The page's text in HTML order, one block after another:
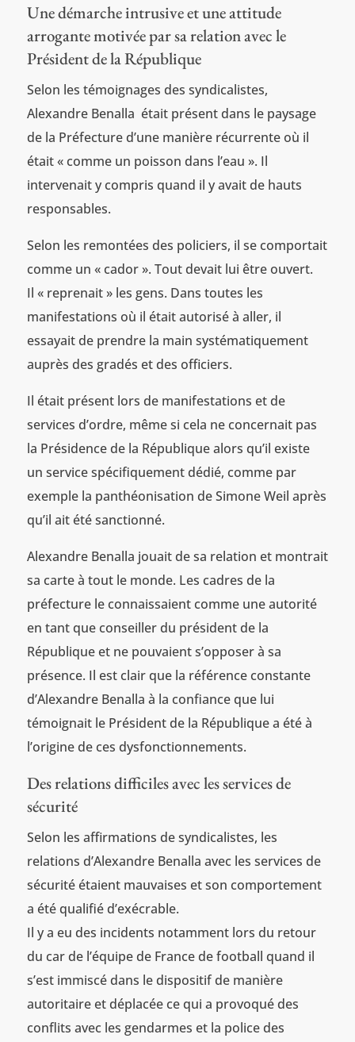
Une démarche intrusive et une attitude
arrogante motivée par sa relation avec le
Président de la République
Selon les témoignages des syndicalistes,
Alexandre Benalla était présent dans le paysage
de la Préfecture d’une manière récurrente où il
était « comme un poisson dans l’eau ». Il
intervenait y compris quand il y avait de hauts
responsables.
Selon les remontées des policiers, il se comportait
comme un « cador ». Tout devait lui être ouvert.
Il « reprenait » les gens. Dans toutes les
manifestations où il était autorisé à aller, il
essayait de prendre la main systématiquement
auprès des gradés et des officiers.
Il était présent lors de manifestations et de
services d’ordre, même si cela ne concernait pas
la Présidence de la République alors qu’il existe
un service spécifiquement dédié, comme par
exemple la panthéonisation de Simone Weil après
qu’il ait été sanctionné.
Alexandre Benalla jouait de sa relation et montrait
sa carte à tout le monde. Les cadres de la
préfecture le connaissaient comme une autorité
en tant que conseiller du président de la
République et ne pouvaient s’opposer à sa
présence. Il est clair que la référence constante
d’Alexandre Benalla à la confiance que lui
témoignait le Président de la République a été à
l’origine de ces dysfonctionnements.
Des relations difficiles avec les services de
sécurité
Selon les affirmations de syndicalistes, les
relations d’Alexandre Benalla avec les services de
sécurité étaient mauvaises et son comportement
a été qualifié d’exécrable.
Il y a eu des incidents notamment lors du retour
du car de l’équipe de France de football quand il
s’est immiscé dans le dispositif de manière
autoritaire et déplacée ce qui a provoqué des
conflits avec les gendarmes et la police des